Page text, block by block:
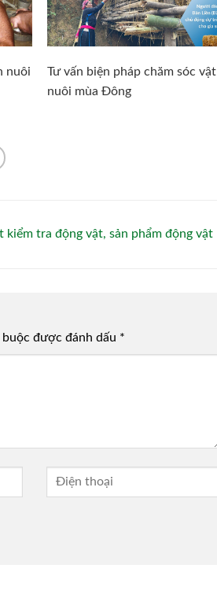
nuôi
Tư vấn biện pháp chăm sóc vật
nuôi mùa Đông
kiểm tra động vật, sản phẩm động vật
được đánh dấu *